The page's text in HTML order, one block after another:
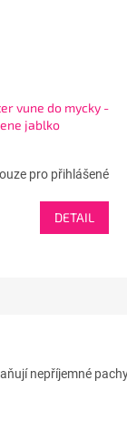
vune do mycky -
jablko
pro přihlášené
DETAIL
nepříjemné